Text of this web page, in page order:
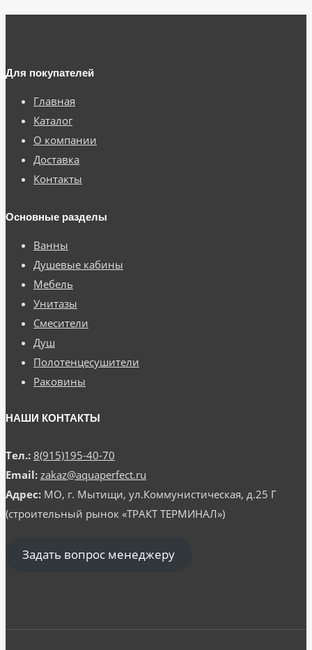
Для покупателей
Главная
Каталог
О компании
Доставка
Контакты
Основные разделы
Ванны
Душевые кабины
Мебель
Унитазы
Смесители
Душ
Полотенцесушители
Раковины
НАШИ КОНТАКТЫ
Тел.: 8(915)195-40-70
Email: zakaz@aquaperfect.ru
Адрес: МО, г. Мытищи, ул.Коммунистическая, д.25 Г
(строительный рынок «ТРАКТ ТЕРМИНАЛ»)
Задать вопрос менеджеру